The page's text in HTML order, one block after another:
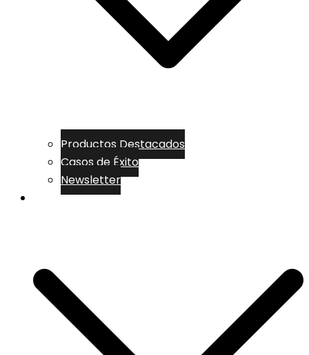
Productos Destacados
Casos de Éxito
Newsletter
PRODUCTOS